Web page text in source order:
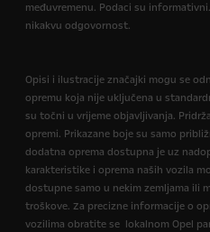
međuvremenu. Podaci su
nikakvu odgovornost.
Opisi i ilustracije značajki mogu se
opremu koja nije uključena u
su točni u vrijeme objavljivanja.
opremi. Prikazane boje su samo
dodatna oprema dostupna je uz
karakteristike i oprema naših vozila
dostupne samo u nekim zemljama ili
troškove. Za precizne informacije o
vozilima obratite se lokalnom Opel